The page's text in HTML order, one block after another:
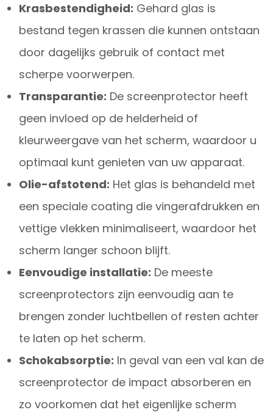
Krasbestendigheid: Gehard glas is
bestand tegen krassen die kunnen ontstaan
door dagelijks gebruik of contact met
scherpe voorwerpen.
Transparantie: De screenprotector heeft
geen invloed op de helderheid of
kleurweergave van het scherm, waardoor u
optimaal kunt genieten van uw apparaat.
Olie-afstotend: Het glas is behandeld met
een speciale coating die vingerafdrukken en
vettige vlekken minimaliseert, waardoor het
scherm langer schoon blijft.
Eenvoudige installatie: De meeste
screenprotectors zijn eenvoudig aan te
brengen zonder luchtbellen of resten achter
te laten op het scherm.
Schokabsorptie: In geval van een val kan de
screenprotector de impact absorberen en
zo voorkomen dat het eigenlijke scherm